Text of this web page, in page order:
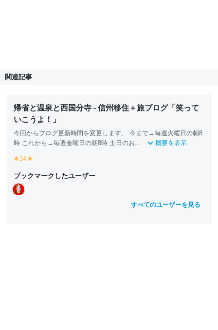
関連記事
帰省と温泉と西国分寺 - 信州移住＋旅ブログ「笑って
いこうよ！」
今回からブログ更新時間を変更します。 今まで→毎週火曜日の朝8
時 これから→毎週金曜日の朝8時 土日のお...
概要を表示
y
ll
o
w
14
ll
ブックマークしたユーザー
すべてのユーザーを見る